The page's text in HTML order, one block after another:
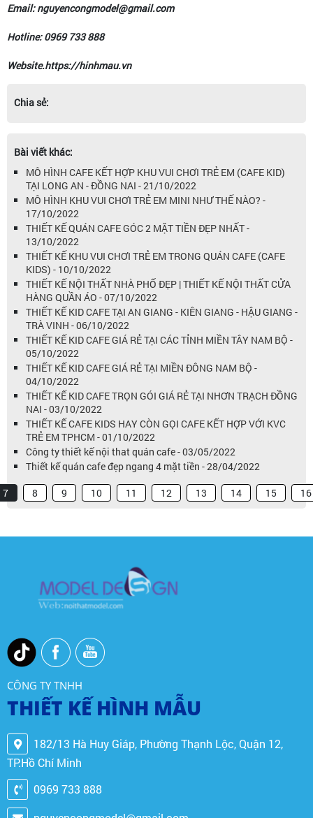
Email: nguyencongmodel@gmail.com
Hotline: 0969 733 888
Website.https://hinhmau.vn
Chia sẻ:
Bài viết khác:
MÔ HÌNH CAFE KẾT HỢP KHU VUI CHƠI TRẺ EM (CAFE KID)
TẠI LONG AN - ĐỒNG NAI - 21/10/2022
MÔ HÌNH KHU VUI CHƠI TRẺ EM MINI NHƯ THẾ NÀO? -
17/10/2022
THIẾT KẾ QUÁN CAFE GÓC 2 MẶT TIỀN ĐẸP NHẤT -
13/10/2022
THIẾT KẾ KHU VUI CHƠI TRẺ EM TRONG QUÁN CAFE (CAFE
KIDS) - 10/10/2022
THIẾT KẾ NỘI THẤT NHÀ PHỐ ĐẸP | THIẾT KẾ NỘI THẤT CỬA
HÀNG QUẦN ÁO - 07/10/2022
THIẾT KẾ KID CAFE TẠI AN GIANG - KIÊN GIANG - HẬU GIANG -
TRÀ VINH - 06/10/2022
THIẾT KẾ KID CAFE GIÁ RẺ TẠI CÁC TỈNH MIỀN TÂY NAM BỘ -
05/10/2022
THIẾT KẾ KID CAFE GIÁ RẺ TẠI MIỀN ĐÔNG NAM BỘ -
04/10/2022
THIẾT KẾ KID CAFE TRỌN GÓI GIÁ RẺ TẠI NHƠN TRẠCH ĐỒNG
NAI - 03/10/2022
THIẾT KẾ CAFE KIDS HAY CÒN GỌI CAFE KẾT HỢP VỚI KVC
TRẺ EM TPHCM - 01/10/2022
Công ty thiết kế nội that quán cafe - 03/05/2022
Thiết kế quán cafe đẹp ngang 4 mặt tiền - 28/04/2022
7 8 9 10 11 12 13 14 15 16
CÔNG TY TNHH
THIẾT KẾ HÌNH MẪU
182/13 Hà Huy Giáp, Phường Thạnh Lộc, Quận 12,
TP.Hồ Chí Minh
0969 733 888